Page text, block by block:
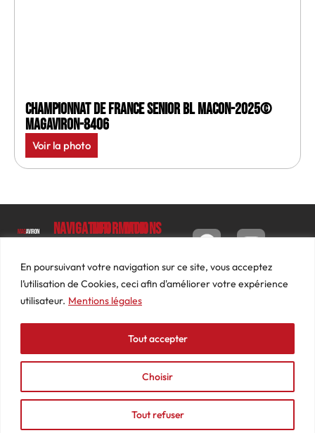
En poursuivant votre navigation sur ce site, vous acceptez
l’utilisation de Cookies, ceci afin d'améliorer votre expérience
utilisateur. Mentions légales
Choisir
Tout refuser
Tout accepter
Championnat de France senior BL Macon-2025©
MagAviron-8406
Voir la photo
Luc
Barbier
69640
74
87
contact@mediasaviron.fr
Navigation
Le
Magazine
Photos
Actualités
Podcasts
Informations
Conditions
générales
de ventes
Mentions
légales
Mon
Tableau
de bord
Commandes
Adresses
Détails
du
compte